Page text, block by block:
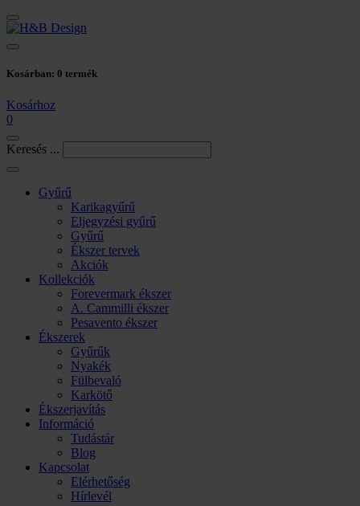
Kosárban: 0 termék
Kosárhoz
0
Keresés ...
Gyűrű
Karikagyűrű
Eljegyzési gyűrű
Gyűrű
Ékszer tervek
Akciók
Kollekciók
Forevermark ékszer
A. Cammilli ékszer
Pesavento ékszer
Ékszerek
Gyűrűk
Nyakék
Fülbevaló
Karkötő
Ékszerjavítás
Információ
Tudástár
Blog
Kapcsolat
Elérhetőség
Hírlevél